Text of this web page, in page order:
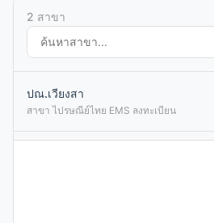
2 สาขา
ปณ.เวียงสา
สาขา ไปรษณีย์ไทย EMS ลงทะเบียน